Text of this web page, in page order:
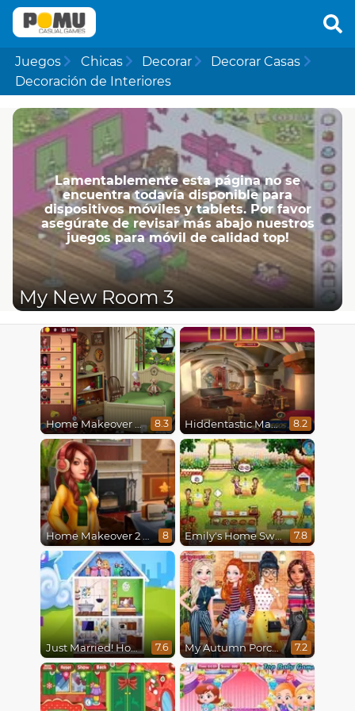
Juegos Chicas Decorar
Decorar Casas
Decoración de Interiores
Lamentablemente esta página no se
encuentra todavía disponible para
dispositivos móviles y tablets. Por favor
asegúrate de revisar más abajo nuestros
juegos para móvil de calidad top!
My New Room 3
Home Makeover Hidden Object 8.3 Hiddentastic Mansion 8.2
8 Emily's Home Sweet Home 7.8
Just Married! Home Deco 7.6 My Autumn Porch Decor 7.2